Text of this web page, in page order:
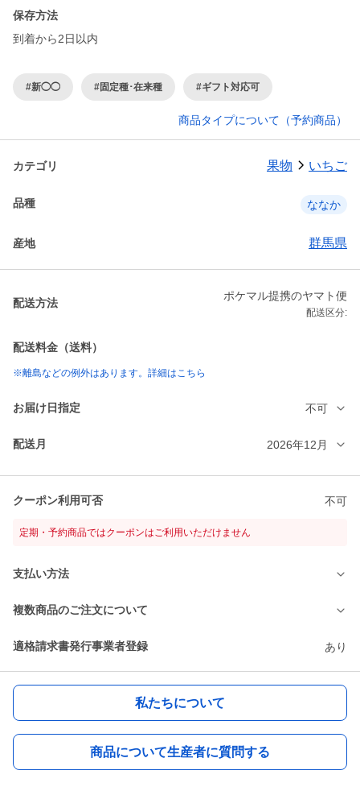
保存方法
到着から2日以内
#新◯◯ #固定種･在来種 #ギフト対応可
商品タイプについて（予約商品）
カテゴリ 果物 いちご
品種 ななか
産地 群馬県
配送方法
ポケマル提携のヤマト便
配送区分:
配送料金（送料）
※離島などの例外はあります。詳細はこちら
お届け日指定 不可
配送月 2026年12月
クーポン利用可否 不可
定期・予約商品ではクーポンはご利用いただけません
支払い方法
複数商品のご注文について
適格請求書発行事業者登録 あり
私たちについて
商品について生産者に質問する